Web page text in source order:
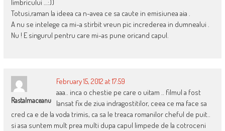
limbricului …:))
Totusi,raman la ideea ca n-avea ce sa caute in emisiunea aia .
A nu se intelege ca mi-a stirbit vreun pic increderea in dumnealui .
Nu ! E singurul pentru care mi-as pune oricand capul.
Rastalmaceanu
February 15, 2012 at 17:59
aaa.. inca o chestie pe care o uitam .. filmul a fost
lansat fix de ziua indragostitilor, ceea ce ma face sa
cred ca e de la voda trimis, ca sa le treaca romanilor cheful de puit..
si asa suntem mult prea multi dupa capul limpede de la cotroceni